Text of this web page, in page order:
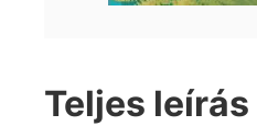
Teljes leírás